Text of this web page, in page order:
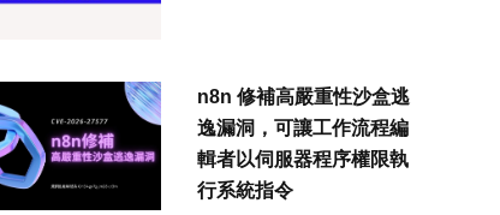
n8n 修補高嚴重性沙盒逃
逸漏洞，可讓工作流程編
輯者以伺服器程序權限執
行系統指令